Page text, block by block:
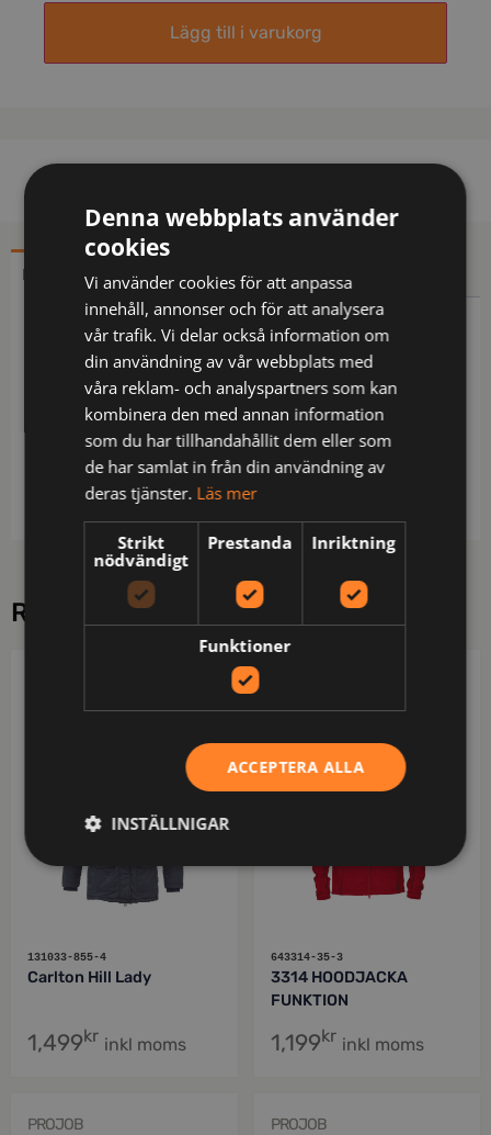
Lägg till i varukorg
BESKRIVNING YTTERLIGARE INFORMATION
Beskrivning
Vindtät och vattenavvisande med andasfunktion /
Mekanisk stretch / Borstad insida / Lång dragkedja
fram / Bröstficka med dragkedja / 2 framfickor med
dragkedja / Reglerbart ärmslut / Vattenpelare
material 8.000 mm / OEKO-TEX® certifierad.
RELATERADE PRODUKTER
131033-855-4
Carlton Hill Lady
1,499kr inkl moms
643314-35-3
3314 HOODJACKA
FUNKTION
1,199kr inkl moms
PROJOB PROJOB
Denna webbplats använder
cookies
Vi använder cookies för att anpassa
innehåll, annonser och för att analysera
vår trafik. Vi delar också information om
din användning av vår webbplats med
våra reklam- och analyspartners som kan
kombinera den med annan information
som du har tillhandahållit dem eller som
de har samlat in från din användning av
deras tjänster. Läs mer
Strikt
nödvändigt
Prestanda Inriktning
Funktioner
ACCEPTERA ALLA
INSTÄLLNIGAR